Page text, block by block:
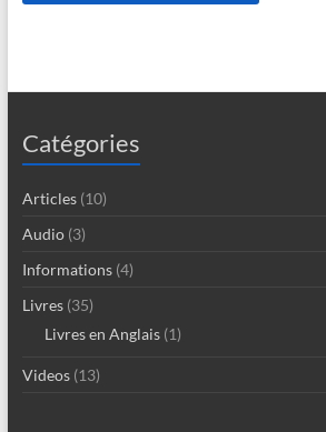
Catégories
Articles(10)
Audio(3)
Informations(4)
Livres(35)
Livres en Anglais(1)
Videos(13)